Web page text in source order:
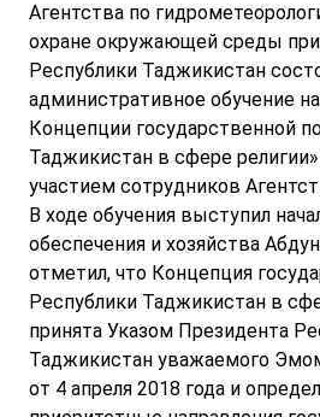
Агентства по
охране окружающей среды
Республики Таджикистан
административное обучение
Концепции государственной
Таджикистан в сфере
участием сотрудников
В ходе обучения выступил
обеспечения и хозяйства
отметил, что Концепция
Республики Таджикистан в
принята Указом Президента
Таджикистан уважаемого
от 4 апреля 2018 года и